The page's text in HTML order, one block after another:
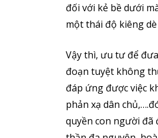
đối với kẻ bề dưới
một thái độ kiêng
Vậy thì, ưu tư để
đoạn tuyệt không
đáp ứng được việc
phản xạ dân
quyền con người đã